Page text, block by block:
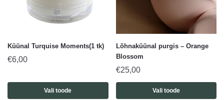
Küünal Turquise Moments(1 tk)
€6,00
Vali toode
Lõhnaküünal purgis – Orange
Blossom
€25,00
Vali toode